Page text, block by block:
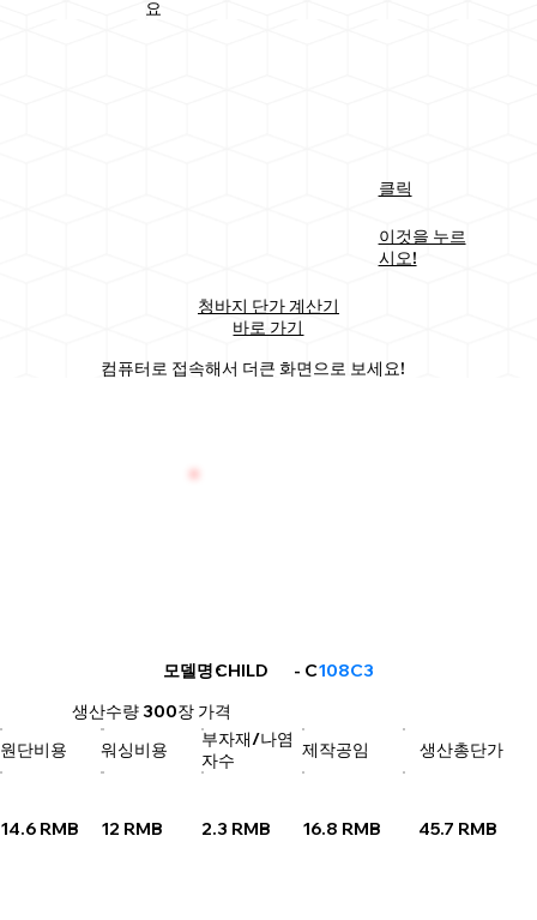
모델명: - C108C3
CHILD
원단비용 제작공임
워싱비용 생산총단가
부자재/나염
자수
14.6 RMB 12 RMB 2.3 RMB 16.8 RMB 45.7 RMB
생산수량300장 가격
요
청바지 단가 계산기
바로 가기
컴퓨터로 접속해서 더큰 화면으로 보세요!
클릭
이것을 누르
시오!